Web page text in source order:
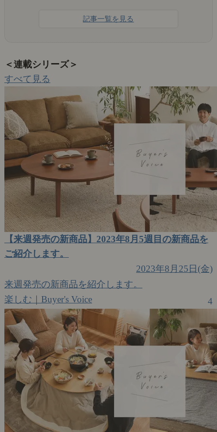
記事一覧を見る
＜連載シリーズ＞
すべて見る
【来週発売の新商品】2023年8月5週目の新商品を
ご紹介します。
2023年8月25日(金)
来週発売の新商品を紹介します。
楽しむ｜Buyer's Voice
4